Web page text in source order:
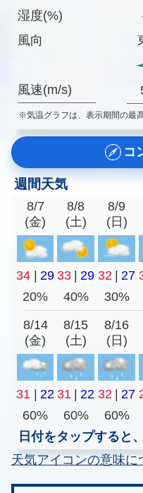
湿度(%)
風向
風速(m/s)
※気温グラフは、表示期間の最
コ
週間天気
8/7
(金)
8/8
(土)
8/9
(日)
34 | 29 33 | 29 32 | 27
20%
40% 30%
8/14
(金)
8/15
(土)
8/16
(日)
31 | 22 31 | 22 32 | 27
60%
60% 60%
日付をタップすると
天気アイコンの意味に